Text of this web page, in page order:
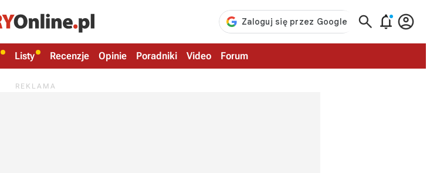
  
Listy Recenzje Opinie Poradniki Video Forum